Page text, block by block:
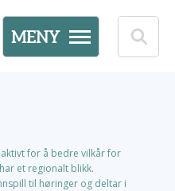
MENY
for å bedre vilkår for
et regionalt blikk.
til høringer og deltar i